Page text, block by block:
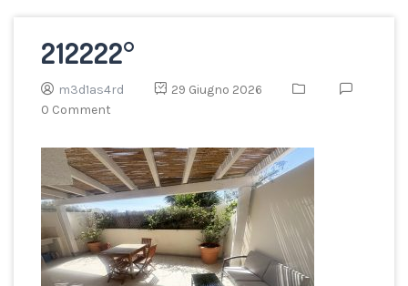
212222°
m3d1as4rd
29 Giugno 2026
0 Comment